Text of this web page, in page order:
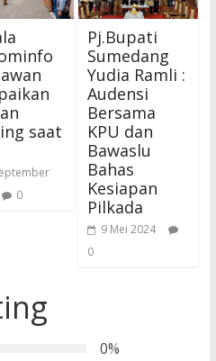
saat
0
Pj.Bupati
Sumedang
Yudia Ramli :
Audensi
Bersama
KPU dan
Bawaslu
Bahas
Kesiapan
Pilkada
9 Mei 2024
0
0%